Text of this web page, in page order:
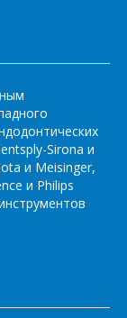
Sirona и
и Meisinger,
и Philips